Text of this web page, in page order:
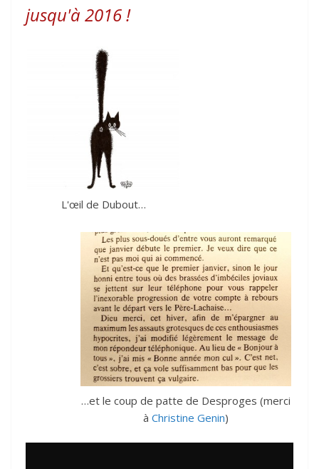
jusqu'à 2016 !
L'œil de Dubout…
…et le coup de patte de Desproges (merci
à Christine Genin)